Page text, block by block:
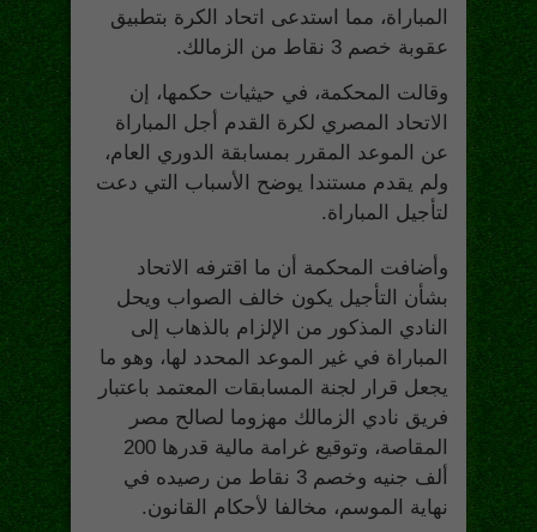
المباراة، مما استدعى اتحاد الكرة بتطبيق
عقوبة خصم 3 نقاط من الزمالك.
وقالت المحكمة، في حيثيات حكمها، إن
الاتحاد المصري لكرة القدم أجل المباراة
عن الموعد المقرر بمسابقة الدوري العام،
ولم يقدم مستندا يوضح الأسباب التي دعت
لتأجيل المباراة.
وأضافت المحكمة أن ما اقترفه الاتحاد
بشأن التأجيل يكون خالف الصواب ويحل
النادي المذكور من الإلزام بالذهاب إلى
المباراة في غير الموعد المحدد لها، وهو ما
يجعل قرار لجنة المسابقات المعتمد باعتبار
فريق نادي الزمالك مهزوما لصالح مصر
المقاصة، وتوقيع غرامة مالية قدرها 200
ألف جنيه وخصم 3 نقاط من رصيده في
نهاية الموسم، مخالفا لأحكام القانون.